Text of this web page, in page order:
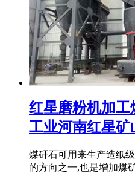
红星磨粉机加
工业河南红星矿
煤矸石可用来生产造纸
的方向之一,也是增加煤